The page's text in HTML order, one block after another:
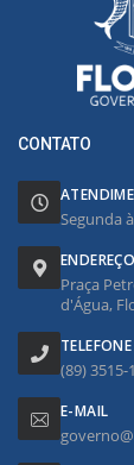
CONTATO
Segunda
ENDEREÇO
Praça
d'Água,
TELEFONE
(89) 3515-
E-MAIL